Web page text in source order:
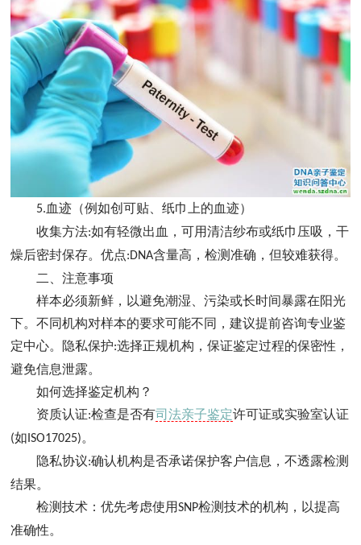
5.血迹（例如创可贴、纸巾上的血迹）
收集方法:如有轻微出血，可用清洁纱布或纸巾压吸，干
燥后密封保存。优点:DNA含量高，检测准确，但较难获得。
二、注意事项
样本必须新鲜，以避免潮湿、污染或长时间暴露在阳光
下。不同机构对样本的要求可能不同，建议提前咨询专业鉴
定中心。隐私保护:选择正规机构，保证鉴定过程的保密性，
避免信息泄露。
如何选择鉴定机构？
资质认证:检查是否有司法亲子鉴定许可证或实验室认证
(如ISO17025)。
隐私协议:确认机构是否承诺保护客户信息，不透露检测
结果。
检测技术：优先考虑使用SNP检测技术的机构，以提高
准确性。